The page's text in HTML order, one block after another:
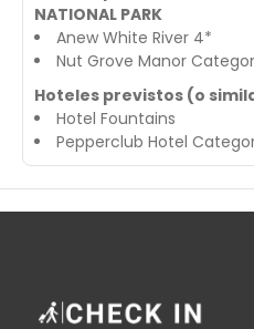
NATIONAL PARK
Anew White River 4*
Nut Grove Manor
Hoteles previstos (o
Hotel Fountains
Pepperclub Hotel